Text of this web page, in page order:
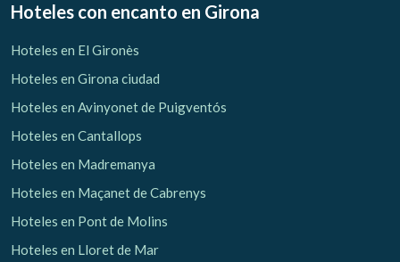
Hoteles con encanto en Girona
Hoteles en El Gironès
Hoteles en Girona ciudad
Hoteles en Avinyonet de Puigventós
Hoteles en Cantallops
Hoteles en Madremanya
Hoteles en Maçanet de Cabrenys
Hoteles en Pont de Molins
Hoteles en Lloret de Mar